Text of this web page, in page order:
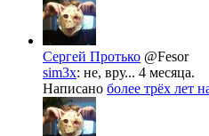
Сергей Протько @Fesor
sim3x: не, вру... 4 месяца.
Написано более трёх лет